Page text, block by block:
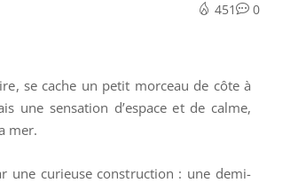
451 0
, se cache un petit morceau de côte à
une sensation d’espace et de calme,
mer.
une curieuse construction : une demi-